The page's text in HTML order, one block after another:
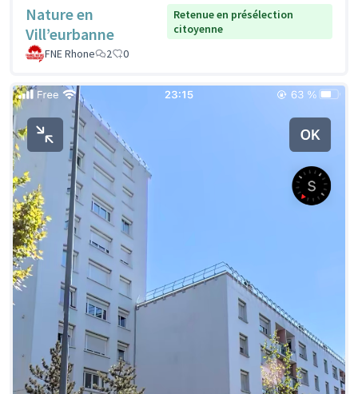
Nature en
Vill’eurbanne
Retenue en présélection
citoyenne
FNE Rhone
2 0